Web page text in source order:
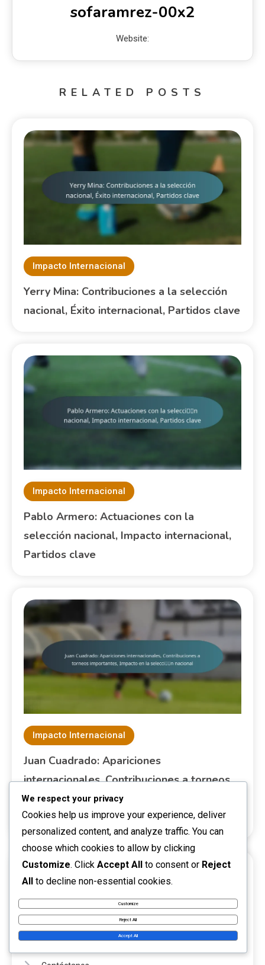
sofaramrez-00x2
Website:
RELATED POSTS
Impacto Internacional
Yerry Mina: Contribuciones a la selección
nacional, Éxito internacional, Partidos clave
Impacto Internacional
Pablo Armero: Actuaciones con la
selección nacional, Impacto internacional,
Partidos clave
Impacto Internacional
Juan Cuadrado: Apariciones
internacionales, Contribuciones a torneos
importantes, Impacto en la selección
nacional
ENLACES
Explorar artículos
Nuestra historia
We respect your privacy
Cookies help us improve your experience, deliver
personalized content, and analyze traffic. You can
choose which cookies to allow by clicking
Customize. Click Accept All to consent or Reject
All to decline non-essential cookies.
Customize
Reject All
Accept All